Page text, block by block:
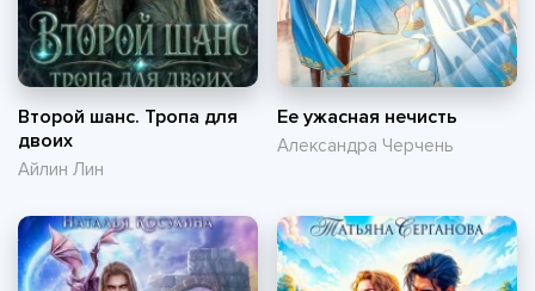
Второй шанс. Тропа для
двоих
Айлин Лин
Ее ужасная нечисть
Александра Черчень